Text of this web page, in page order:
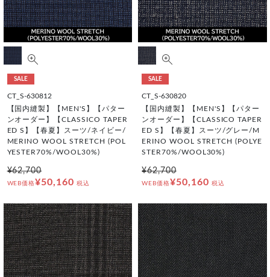
SALE
CT_S-630812
【国内縫製】【MEN'S】【パター
ンオーダー】【CLASSICO TAPER
ED S】【春夏】スーツ/ネイビー/
MERINO WOOL STRETCH (POL
YESTER70%/WOOL30%)
¥62,700
WEB価格¥50,160 税込
SALE
CT_S-630820
【国内縫製】【MEN'S】【パター
ンオーダー】【CLASSICO TAPER
ED S】【春夏】スーツ/グレー/M
ERINO WOOL STRETCH (POLYE
STER70%/WOOL30%)
¥62,700
WEB価格¥50,160 税込